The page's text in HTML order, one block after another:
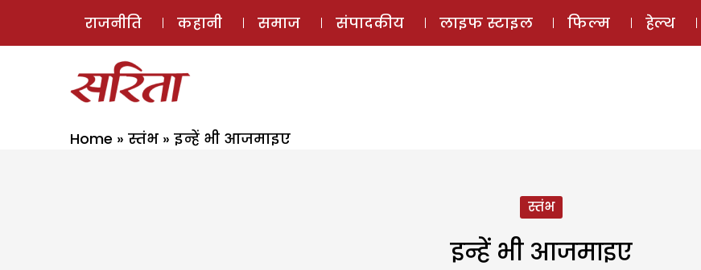
ई-मैगज़ीन
राजनीति कहानी समाज संपादकीय लाइफ स्टाइल फिल्म हेल्थ
Home » स्तंभ » इन्हें भी आजमाइए
स्तंभ
इन्हें भी आजमाइए